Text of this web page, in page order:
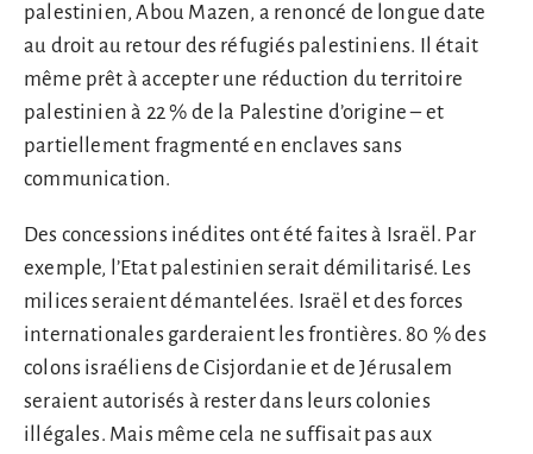
palestinien, Abou Mazen, a renoncé de longue date
au droit au retour des réfugiés palestiniens. Il était
même prêt à accepter une réduction du territoire
palestinien à 22 % de la Palestine d’origine – et
partiellement fragmenté en enclaves sans
communication.
Des concessions inédites ont été faites à Israël. Par
exemple, l’Etat palestinien serait démilitarisé. Les
milices seraient démantelées. Israël et des forces
internationales garderaient les frontières. 80 % des
colons israéliens de Cisjordanie et de Jérusalem
seraient autorisés à rester dans leurs colonies
illégales. Mais même cela ne suffisait pas aux